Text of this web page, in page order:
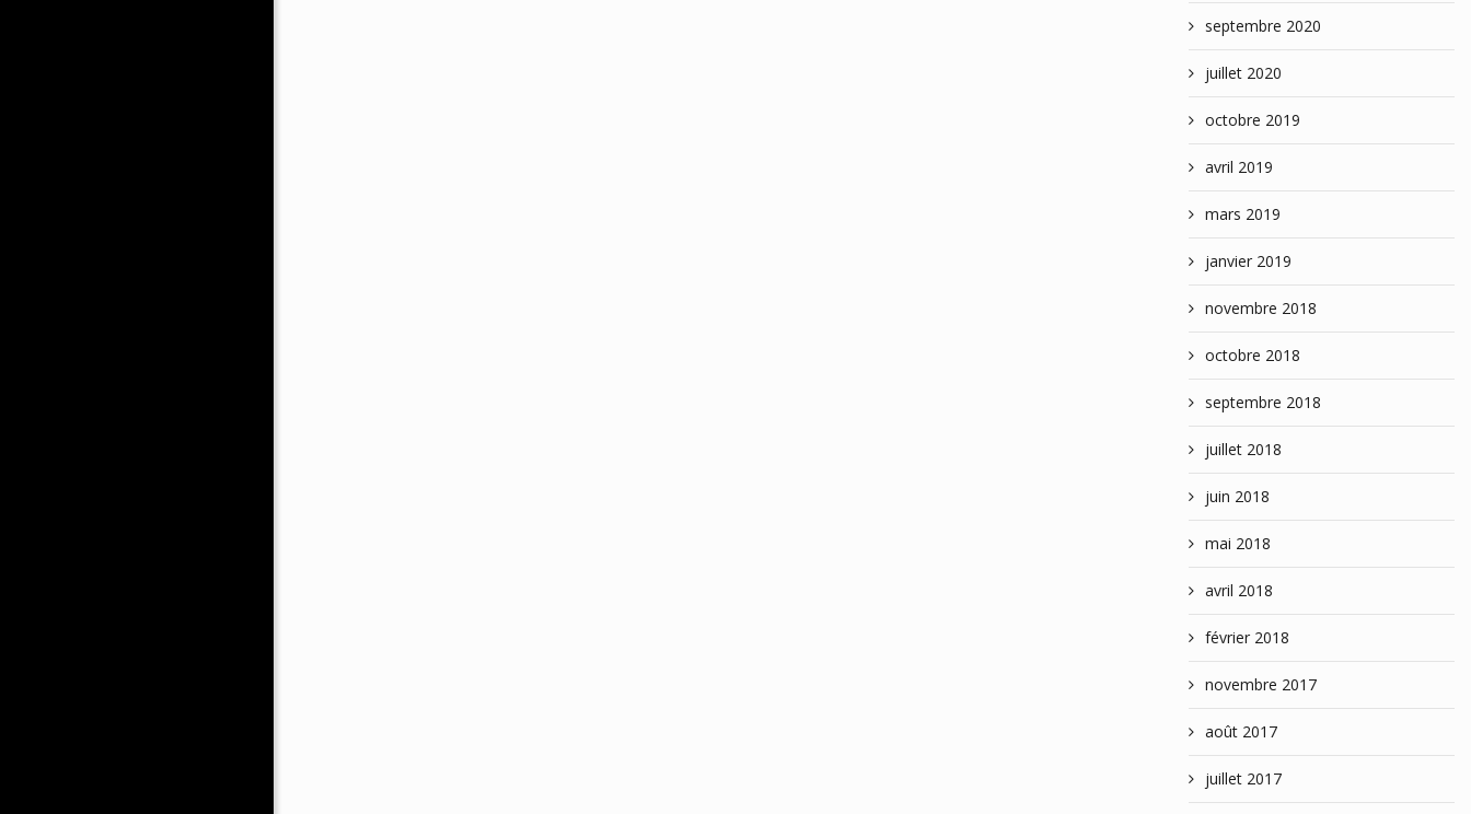
septembre 2020
juillet 2020
octobre 2019
avril 2019
mars 2019
janvier 2019
novembre 2018
octobre 2018
septembre 2018
juillet 2018
juin 2018
mai 2018
avril 2018
février 2018
novembre 2017
août 2017
juillet 2017